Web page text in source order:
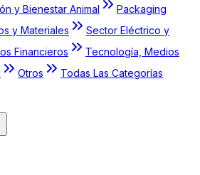
y Bienestar Animal
Packaging
y Materiales
Sector Eléctrico y
Financieros
Tecnología, Medios
Otros Todas Las Categorías